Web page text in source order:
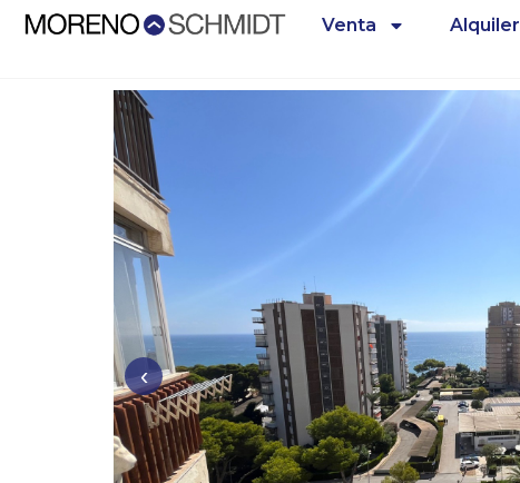
Venta Alquiler
‹